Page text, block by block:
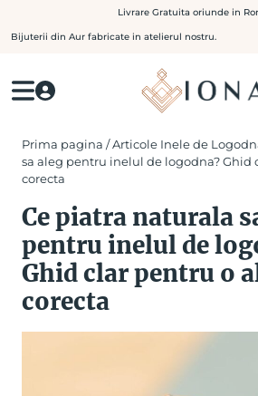
to
Livrare Gratuita oriunde in
Bijuterii din Aur fabricate in atelierul nostru.
Prima pagina /Articole Inele de
sa aleg pentru inelul de logodna? Ghid
corecta
Ce piatra naturala
pentru inelul de
Ghid clar pentru o
corecta